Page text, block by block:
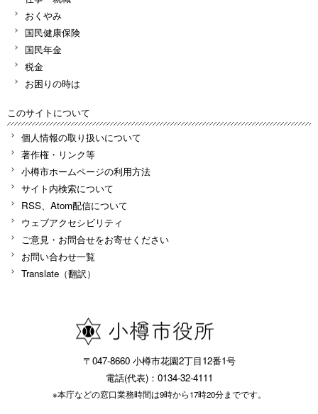
おくやみ
国民健康保険
国民年金
税金
お困りの時は
このサイトについて
個人情報の取り扱いについて
著作権・リンク等
小樽市ホームページの利用方法
サイト内検索について
RSS、Atom配信について
ウェブアクセシビリティ
ご意見・お問合せをお寄せください
お問い合わせ一覧
Translate（翻訳）
〒047-8660 小樽市花園2丁目12番1号
電話(代表)：0134-32-4111
※本庁などの窓口業務時間は9時から17時20分までです。